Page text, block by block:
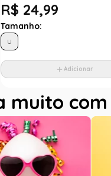
R$ 24,99
Tamanho:
U
Adicionar
muito com